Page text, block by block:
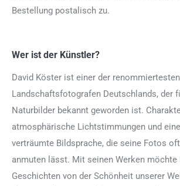
Bestellung postalisch zu.
Wer ist der Künstler?
David Köster ist einer der renommiertesten
Landschaftsfotografen Deutschlands, der
Naturbilder bekannt geworden ist.
atmosphärische Lichtstimmungen und
verträumte Bildsprache, die seine Fotos
anmuten lässt. Mit seinen Werken möchte
Geschichten von der Schönheit unserer